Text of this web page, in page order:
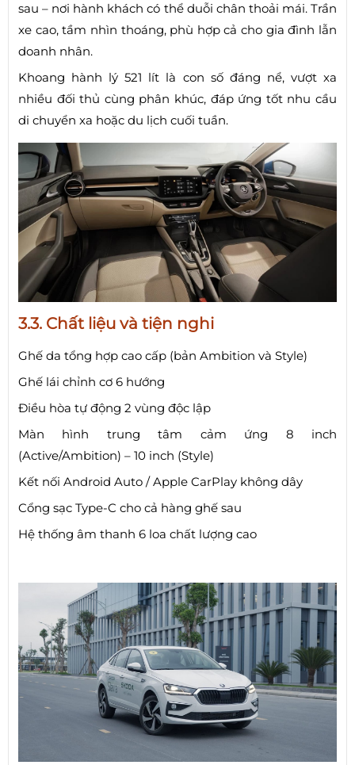
sau – nơi hành khách có thể duỗi chân thoải mái. Trần
xe cao, tầm nhìn thoáng, phù hợp cả cho gia đình lẫn
doanh nhân.
Khoang hành lý 521 lít là con số đáng nể, vượt xa
nhiều đối thủ cùng phân khúc, đáp ứng tốt nhu cầu
di chuyển xa hoặc du lịch cuối tuần.
3.3. Chất liệu và tiện nghi
Ghế da tổng hợp cao cấp (bản Ambition và Style)
Ghế lái chỉnh cơ 6 hướng
Điều hòa tự động 2 vùng độc lập
Màn hình trung tâm cảm ứng 8 inch
(Active/Ambition) – 10 inch (Style)
Kết nối Android Auto / Apple CarPlay không dây
Cổng sạc Type-C cho cả hàng ghế sau
Hệ thống âm thanh 6 loa chất lượng cao